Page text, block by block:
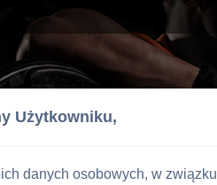
Użytkowniku,
danych osobowych, w związku